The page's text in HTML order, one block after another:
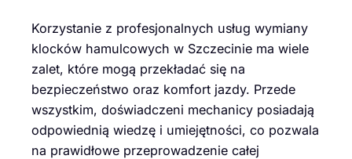
Korzystanie z profesjonalnych usług wymiany
klocków hamulcowych w Szczecinie ma wiele
zalet, które mogą przekładać się na
bezpieczeństwo oraz komfort jazdy. Przede
wszystkim, doświadczeni mechanicy posiadają
odpowiednią wiedzę i umiejętności, co pozwala
na prawidłowe przeprowadzenie całej